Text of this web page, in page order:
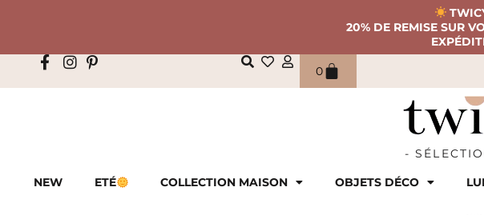
20% DE REMISE SUR
0
-
NEW
ETÉ COLLECTION MAISON OBJETS DÉCO